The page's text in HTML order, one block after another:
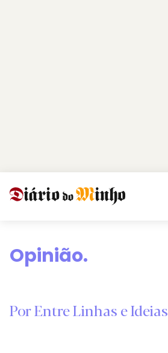
Opinião.
Por Entre Linhas e Ideias